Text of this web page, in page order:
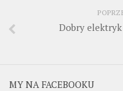
Dobry elektryk
MY NA FACEBOOKU